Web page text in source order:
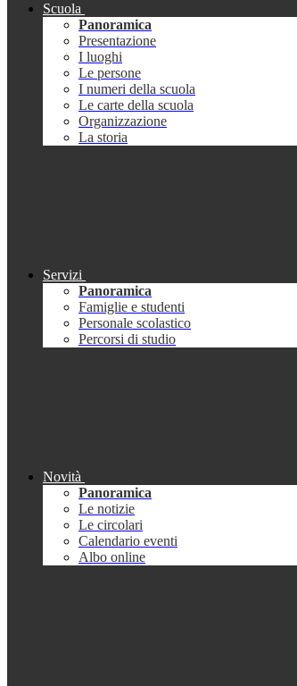
Scuola
Panoramica
Presentazione
I luoghi
Le persone
I numeri della scuola
Le carte della scuola
Organizzazione
La storia
Servizi
Panoramica
Famiglie e studenti
Personale scolastico
Percorsi di studio
Novità
Panoramica
Le notizie
Le circolari
Calendario eventi
Albo online